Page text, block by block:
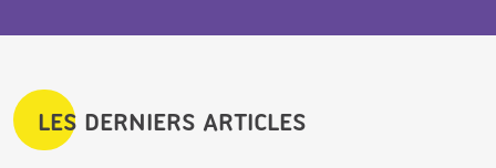
LES DERNIERS ARTICLES